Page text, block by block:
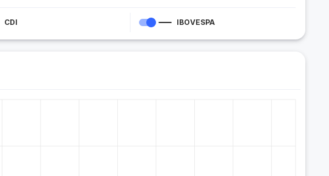
CDI IBOVESPA